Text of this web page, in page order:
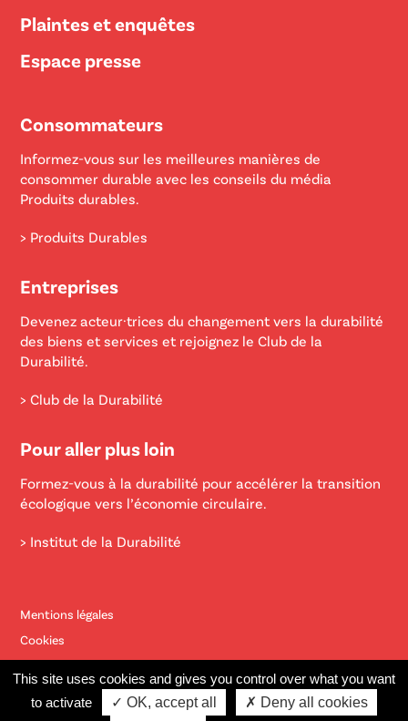
Plaintes et enquêtes
Espace presse
Consommateurs
Informez-vous sur les meilleures manières de
consommer durable avec les conseils du média
Produits durables.
> Produits Durables
Entreprises
Devenez acteur·trices du changement vers la durabilité
des biens et services et rejoignez le Club de la
Durabilité.
> Club de la Durabilité
Pour aller plus loin
Formez-vous à la durabilité pour accélérer la transition
écologique vers l’économie circulaire.
> Institut de la Durabilité
Mentions légales
Cookies
Contact
Site éco-conçu réalisé parBernat Font etMarco Pierrard
This site uses cookies and gives you control over what you want
to activate
✓ OK, accept all ✗ Deny all cookies